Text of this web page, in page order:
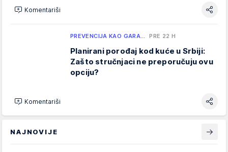
Komentariši
PREVENCIJA KAO GARA… PRE 22 H
Planirani porođaj kod kuće u Srbiji:
Zašto stručnjaci ne preporučuju ovu
opciju?
Komentariši
NAJNOVIJE